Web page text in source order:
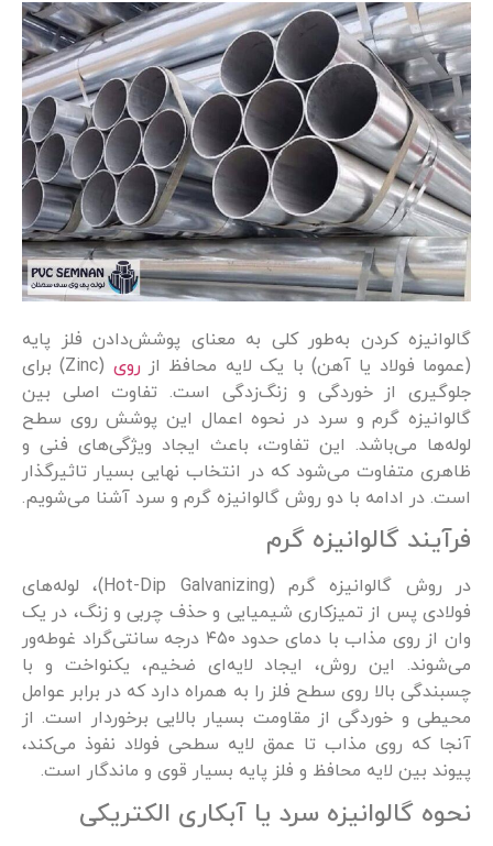
گالوانیزه کردن به‌طور کلی به معنای پوشش‌دادن فلز پایه
(عموما فولاد یا آهن) با یک لایه محافظ از روی
(Zinc) برای
جلوگیری از خوردگی و زنگ‌زدگی است. تفاوت اصلی بین
گالوانیزه گرم و سرد در نحوه اعمال این پوشش روی سطح
لوله‌ها می‌باشد. این تفاوت، باعث ایجاد ویژگی‌های فنی و
ظاهری متفاوت می‌شود که در انتخاب نهایی بسیار تاثیرگذار
است. در ادامه با دو روش گالوانیزه گرم و سرد آشنا می‌شویم.
فرآیند گالوانیزه گرم
در روش گالوانیزه گرم (Hot-Dip Galvanizing)، لوله‌های
فولادی پس از تمیزکاری شیمیایی و حذف چربی و زنگ، در یک
وان از روی مذاب با دمای حدود ۴۵۰ درجه سانتی‌گراد غوطه‌ور
می‌شوند. این روش، ایجاد لایه‌ای ضخیم، یکنواخت و با
چسبندگی بالا روی سطح فلز را به همراه دارد که در برابر عوامل
محیطی و خوردگی از مقاومت بسیار بالایی برخوردار است. از
آنجا که روی مذاب تا عمق لایه سطحی فولاد نفوذ می‌کند،
پیوند بین لایه محافظ و فلز پایه بسیار قوی و ماندگار است.
نحوه گالوانیزه سرد یا آبکاری الکتریکی